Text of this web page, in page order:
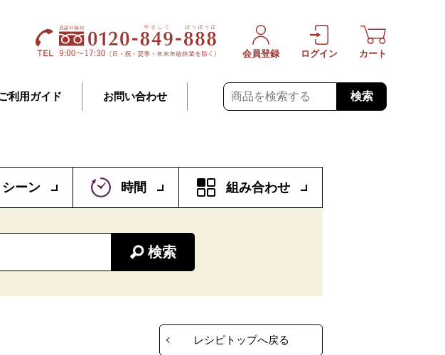
利用ガイド お問い合わせ 検索
会員登録 ログイン カート
シーン 時間 組み合わせ
検索
レシピトップへ戻る